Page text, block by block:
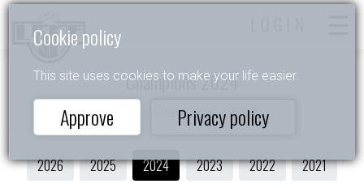
Cookie policy
This site uses cookies to make your life easier.
Approve Privacy policy
Champions 2024
Home - Champions - 2024
2026 2025 2024 2023 2022 2021